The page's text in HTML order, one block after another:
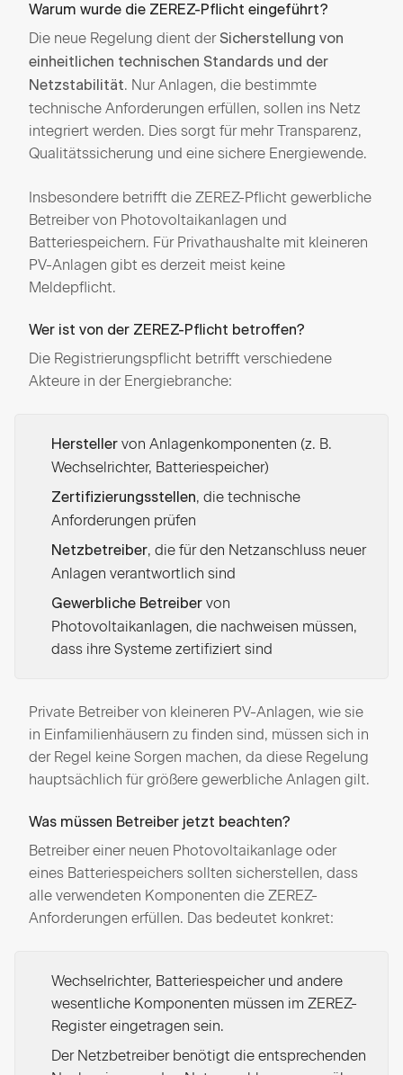
Warum wurde die ZEREZ-Pflicht eingeführt?
Die neue Regelung dient derSicherstellung von
einheitlichen technischen Standards und der
Netzstabilität. Nur Anlagen, die bestimmte
technische Anforderungen erfüllen, sollen ins Netz
integriert werden. Dies sorgt für mehr Transparenz,
Qualitätssicherung und eine sichere Energiewende.
Insbesondere betrifft die ZEREZ-Pflicht gewerbliche
Betreiber von Photovoltaikanlagen und
Batteriespeichern. Für Privathaushalte mit kleineren
PV-Anlagen gibt es derzeit meist keine
Meldepflicht.
Wer ist von der ZEREZ-Pflicht betroffen?
Die Registrierungspflicht betrifft verschiedene
Akteure in der Energiebranche:
Hersteller von Anlagenkomponenten (z. B.
Wechselrichter, Batteriespeicher)
Zertifizierungsstellen, die technische
Anforderungen prüfen
Netzbetreiber, die für den Netzanschluss neuer
Anlagen verantwortlich sind
Gewerbliche Betreiber von
Photovoltaikanlagen, die nachweisen müssen,
dass ihre Systeme zertifiziert sind
Private Betreiber von kleineren PV-Anlagen, wie sie
in Einfamilienhäusern zu finden sind, müssen sich in
der Regel keine Sorgen machen, da diese Regelung
hauptsächlich für größere gewerbliche Anlagen gilt.
Was müssen Betreiber jetzt beachten?
Betreiber einer neuen Photovoltaikanlage oder
eines Batteriespeichers sollten sicherstellen, dass
alle verwendeten Komponenten die ZEREZ-
Anforderungen erfüllen. Das bedeutet konkret:
Wechselrichter, Batteriespeicher und andere
wesentliche Komponenten müssen im ZEREZ-
Register eingetragen sein.
Der Netzbetreiber benötigt die entsprechenden